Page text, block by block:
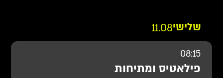
שלישי11.08
08:15
פילאטיס ומתיחות